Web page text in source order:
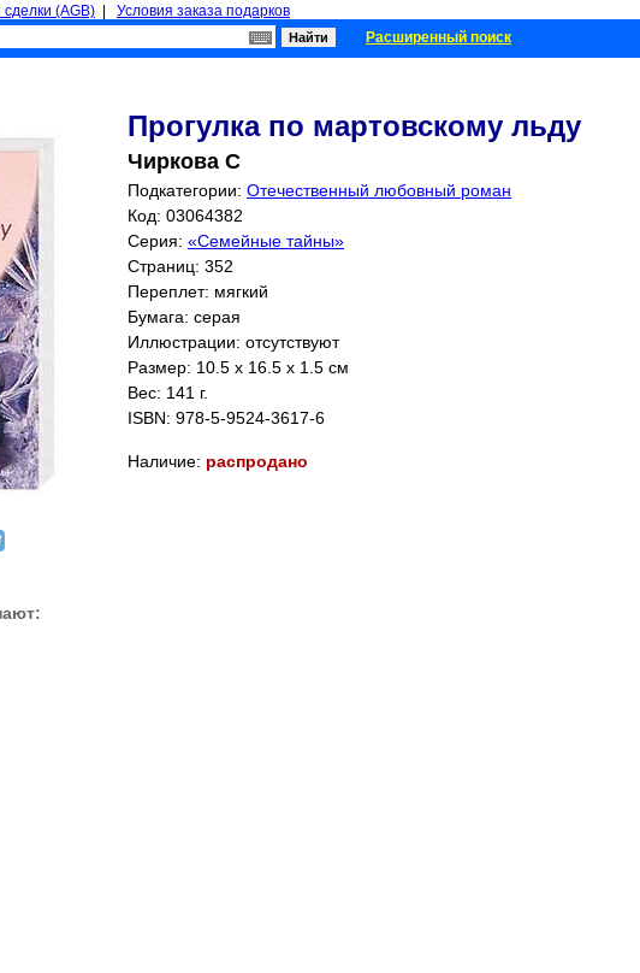
(AGB) Условия заказа подарков
Расширенный поиск
Прогулка по мартовскому льду
Чиркова С
Подкатегории: Отечественный любовный роман
Код: 03064382
Серия: «Семейные тайны»
Страниц: 352
Переплет: мягкий
Бумага: серая
Иллюстрации: отсутствуют
Размер: 10.5 x 16.5 x 1.5 см
Вес: 141 г.
ISBN: 978-5-9524-3617-6
Наличие: распродано